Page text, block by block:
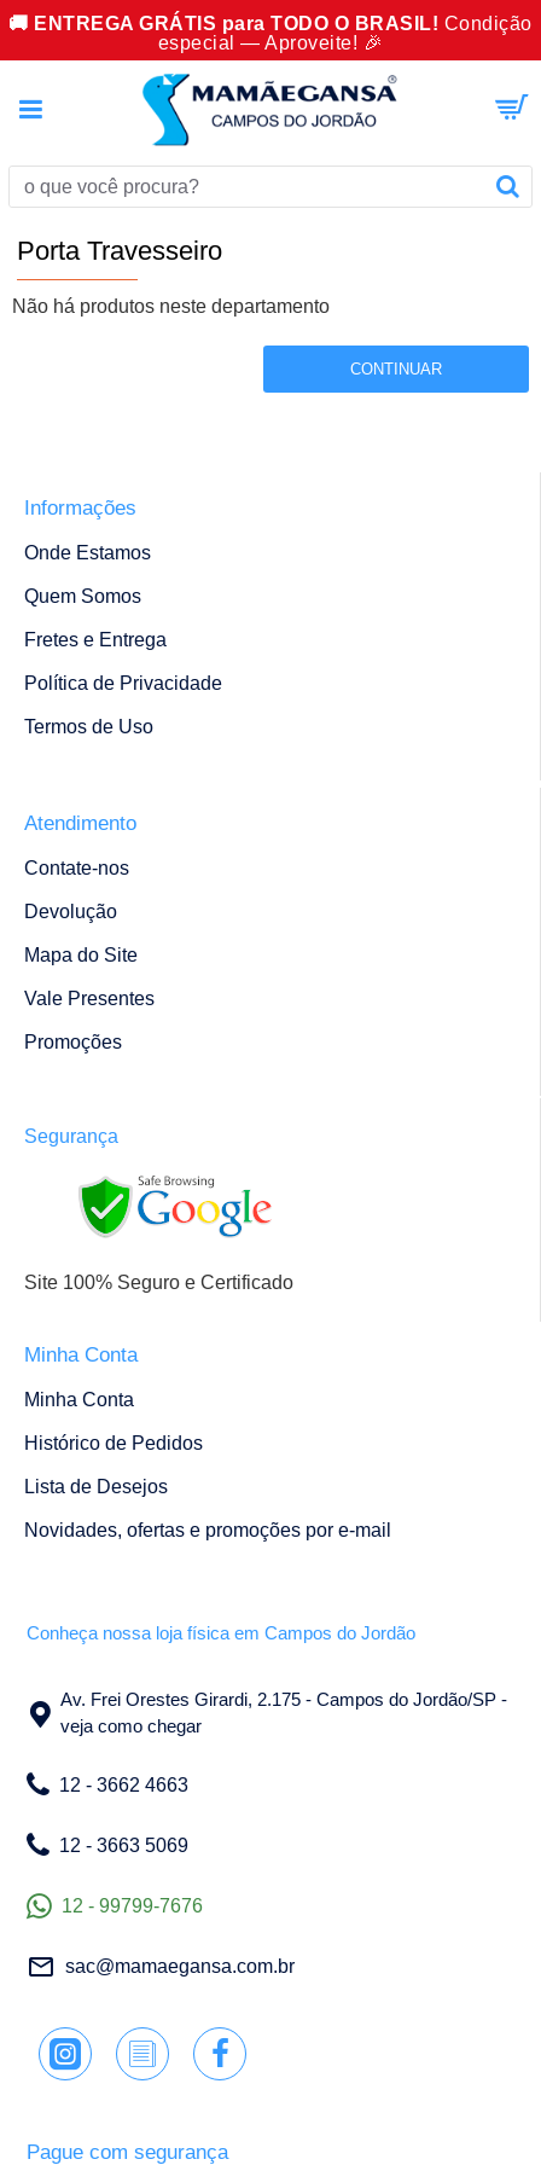
🚚 ENTREGA GRÁTIS para TODO O BRASIL! Condição
especial — Aproveite! 🎉
Porta Travesseiro
Não há produtos neste departamento
CONTINUAR
Informações
Onde Estamos
Quem Somos
Fretes e Entrega
Política de Privacidade
Termos de Uso
Atendimento
Contate-nos
Devolução
Mapa do Site
Vale Presentes
Promoções
Segurança
Site 100% Seguro e Certificado
Minha Conta
Minha Conta
Histórico de Pedidos
Lista de Desejos
Novidades, ofertas e promoções por e-mail
Conheça nossa loja física em Campos do Jordão
Av. Frei Orestes Girardi, 2.175 - Campos do Jordão/SP -
veja como chegar
12 - 3662 4663
12 - 3663 5069
12 - 99799-7676
sac@mamaegansa.com.br
Pague com segurança